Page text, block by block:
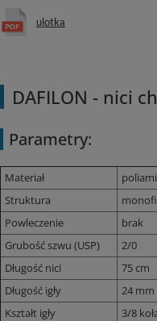
ulotka
DAFILON - nici
Parametry:
Materiał
Struktura
Powleczenie
brak
Grubość szwu (USP)
2/0
Długość nici
75 cm
Długość igły
24 mm
Kształt igły
3/8